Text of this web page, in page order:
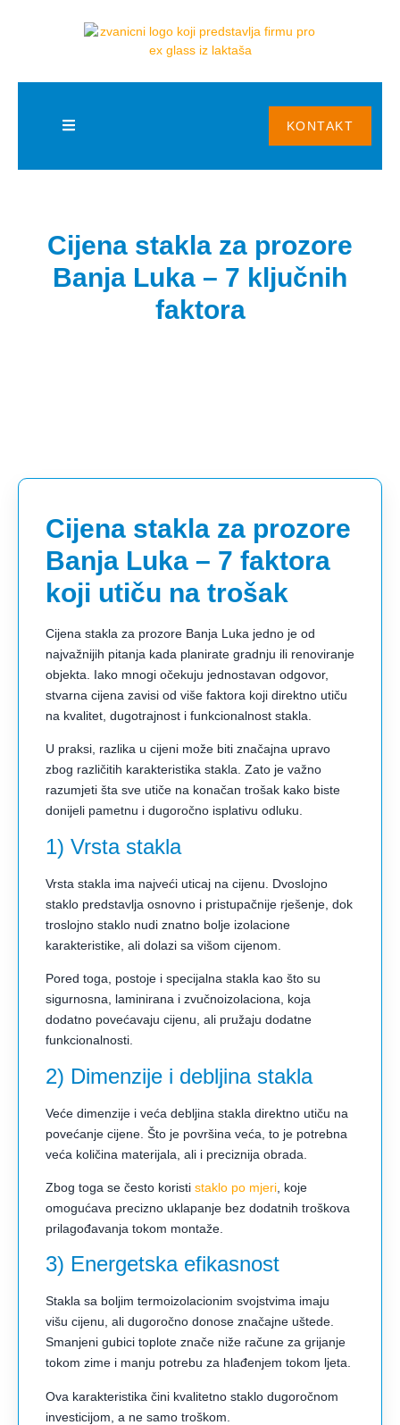
KONTAKT
Cijena stakla za prozore
Banja Luka – 7 ključnih
faktora
Cijena stakla za prozore
Banja Luka – 7 faktora
koji utiču na trošak
Cijena stakla za prozore Banja Luka jedno je od
najvažnijih pitanja kada planirate gradnju ili renoviranje
objekta. Iako mnogi očekuju jednostavan odgovor,
stvarna cijena zavisi od više faktora koji direktno utiču
na kvalitet, dugotrajnost i funkcionalnost stakla.
U praksi, razlika u cijeni može biti značajna upravo
zbog različitih karakteristika stakla. Zato je važno
razumjeti šta sve utiče na konačan trošak kako biste
donijeli pametnu i dugoročno isplativu odluku.
1) Vrsta stakla
Vrsta stakla ima najveći uticaj na cijenu. Dvoslojno
staklo predstavlja osnovno i pristupačnije rješenje, dok
troslojno staklo nudi znatno bolje izolacione
karakteristike, ali dolazi sa višom cijenom.
Pored toga, postoje i specijalna stakla kao što su
sigurnosna, laminirana i zvučnoizolaciona, koja
dodatno povećavaju cijenu, ali pružaju dodatne
funkcionalnosti.
2) Dimenzije i debljina stakla
Veće dimenzije i veća debljina stakla direktno utiču na
povećanje cijene. Što je površina veća, to je potrebna
veća količina materijala, ali i preciznija obrada.
Zbog toga se često koristi staklo po mjeri , koje
omogućava precizno uklapanje bez dodatnih troškova
prilagođavanja tokom montaže.
3) Energetska efikasnost
Stakla sa boljim termoizolacionim svojstvima imaju
višu cijenu, ali dugoročno donose značajne uštede.
Smanjeni gubici toplote znače niže račune za grijanje
tokom zime i manju potrebu za hlađenjem tokom ljeta.
Ova karakteristika čini kvalitetno staklo dugoročnom
investicijom, a ne samo troškom.